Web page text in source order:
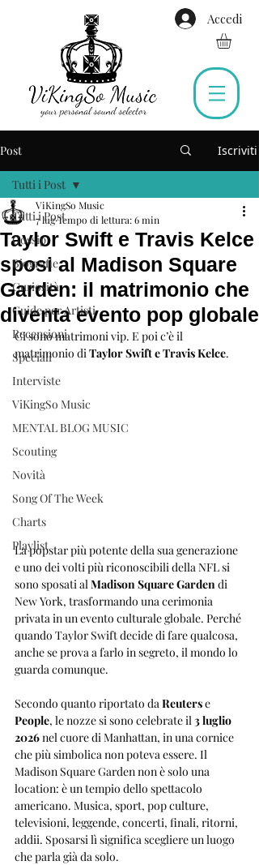
Accedi
Post Iscriviti
Tutti i Post
Gossip
Biografie
Curiosità
Guide per Artisti
Recensioni
Speciali
Interviste
ViKingSo Music
MENTAL BLOG MUSIC
Scouting
Novità
Song Of The Week
Charts
Playlist
Tutti i Post
Taylor Swift e Travis Kelce
sposi al Madison Square
Garden: il matrimonio che
diventa evento pop globale
ViKingSo Music
7 lugTempo di lettura: 6 min
Ci sono matrimoni vip. E poi c’è il
matrimonio di Taylor Swift e Travis Kelce.
La popstar più potente della sua generazione
e uno dei volti più riconoscibili della NFL si
sono sposati al Madison Square Garden di
New York, trasformando una cerimonia
privata in un evento culturale globale. Perché
quando Taylor Swift decide di fare qualcosa,
anche se prova a farlo in segreto, il mondo lo
guarda comunque.
Secondo quanto riportato da Reuters e
People, le nozze si sono celebrate il 3 luglio
2026 nel cuore di Manhattan, in una cornice
che più simbolica non poteva essere. Il
Madison Square Garden non è solo una
location: è un tempio dello spettacolo
americano. Musica, sport, pop culture,
televisioni, leggende, concerti, finali, ritorni,
addii. Sposarsi lì significa scegliere un luogo
che parla già da solo.